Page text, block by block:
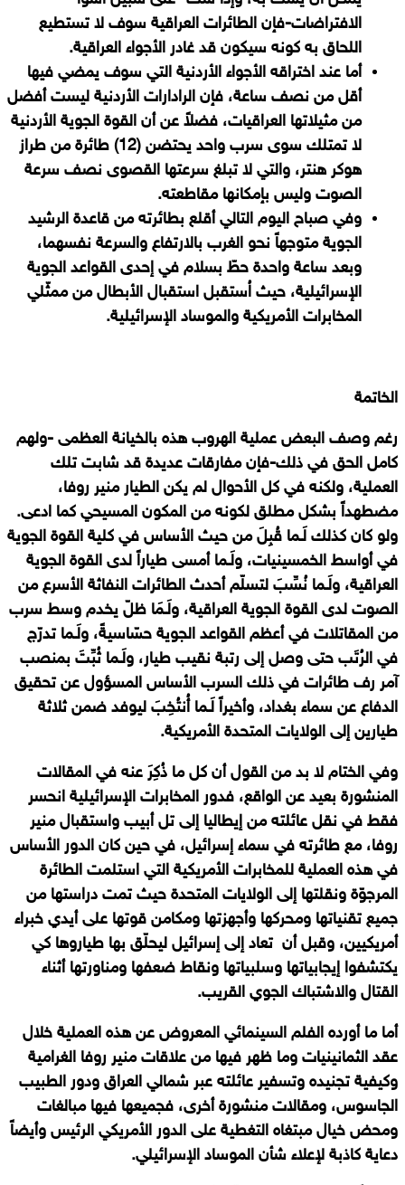
الافتراضات-فإن الطائرات العراقية سوف لا تستطيع
اللحاق به كونه سيكون قد غادر الأجواء العراقية.
أما عند اختراقه الأجواء الأردنية التي سوف يمضي فيها
أقل من نصف ساعة، فإن الرادارات الأردنية ليست أفضل
من مثيلاتها العراقيات، فضلاً عن أن القوة الجوية الأردنية
لا تمتلك سوى سرب واحد يحتضن (12) طائرة من طراز
هوكر هنتر، والتي لا تبلغ سرعتها القصوى نصف سرعة
الصوت وليس بإمكانها مقاطعته.
وفي صباح اليوم التالي أقلع بطائرته من قاعدة الرشيد
الجوية متوجهاً نحو الغرب بالارتفاع والسرعة نفسهما،
وبعد ساعة واحدة حطّ بسلام في إحدى القواعد الجوية
الإسرائيلية، حيث اُستقبل استقبال الأبطال من ممثّلي
المخابرات الأمريكية والموساد الإسرائيلية.
الخاتمة
رغم وصف البعض عملية الهروب هذه بالخيانة العظمى -ولهم
كامل الحق في ذلك-فإن مفارقات عديدة قد شابت تلك
العملية، ولكنه في كل الأحوال لم يكن الطيار منير روفا،
مضطهداً بشكل مطلق لكونه من المكون المسيحي كما ادعى.
ولو كان كذلك لَـما قُبِلَ من حيث الأساس في كلية القوة الجوية
في أواسط الخمسينيات، ولَـما أمسى طياراً لدى القوة الجوية
العراقية، ولَـما نُسِّبَ لتسلّم أحدث الطائرات النفاثة الأسرع من
الصوت لدى القوة الجوية العراقية، ولَـمَا ظلّ يخدم وسط سرب
من المقاتلات في أعظم القواعد الجوية حسّاسيةً، ولَـما تدرّج
في الرُتَب حتى وصل إلى رتبة نقيب طيار، ولَـما ثُبِّتَ بمنصب
آمر رف طائرات في ذلك السرب الأساس المسؤول عن تحقيق
الدفاع عن سماء بغداد، وأخيراً لَـما أُنتُخِبَ ليوفد ضمن ثلاثة
طيارين إلى الولايات المتحدة الأمريكية.
وفي الختام لا بد من القول أن كل ما ذُكِرَ عنه في المقالات
المنشورة بعيد عن الواقع، فدور المخابرات الإسرائيلية انحسر
فقط في نقل عائلته من إيطاليا إلى تل أبيب واستقبال منير
روفا، مع طائرته في سماء إسرائيل، في حين كان الدور الأساس
في هذه العملية للمخابرات الأمريكية التي استلمت الطائرة
المرجوّة ونقلتها إلى الولايات المتحدة حيث تمت دراستها من
جميع تقنياتها ومحركها وأجهزتها ومكامن قوتها على أيدي خبراء
أمريكيين، وقبل أن تعاد إلى إسرائيل ليحلّق بها طياروها كي
يكتشفوا إيجابياتها وسلبياتها ونقاط ضعفها ومناورتها أثناء
القتال والاشتباك الجوي القريب.
أما ما أورده الفلم السينمائي المعروض عن هذه العملية خلال
عقد الثمانينيات وما ظهر فيها من علاقات منير روفا الغرامية
وكيفية تجنيده وتسفير عائلته عبر شمالي العراق ودور الطبيب
الجاسوس، ومقالات منشورة أخرى، فجميعها فيها مبالغات
ومحض خيال مبتغاه التغطية على الدور الأمريكي الرئيس وأيضاً
دعاية كاذبة لإعلاء شأن الموساد الإسرائيلي.